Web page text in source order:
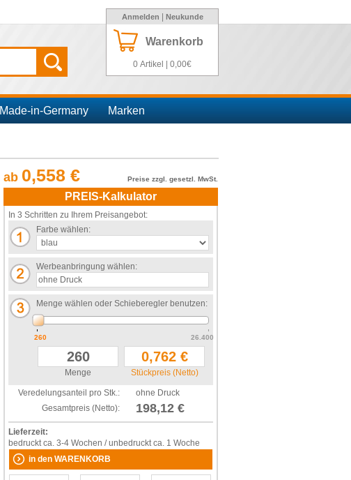
Anmelden Neukunde
Warenkorb
0 Artikel | 0,00€
Made-in-Germany Marken
Preise zzgl. gesetzl. MwSt.
ab 0,558 €
PREIS-Kalkulator
In 3 Schritten zu Ihrem Preisangebot:
Farbe wählen:
Werbeanbringung wählen:
Menge wählen oder Schieberegler benutzen:
260 26.400
Menge Stückpreis (Netto)
Veredelungsanteil pro Stk.:
ohne Druck
Gesamtpreis (Netto):
198,12 €
Lieferzeit:
bedruckt ca. 3-4 Wochen / unbedruckt ca. 1 Woche
in den WARENKORB